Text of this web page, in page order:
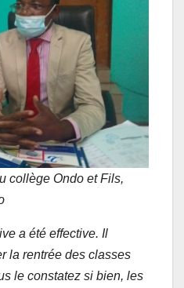
collège Ondo et Fils,
a été effective. Il
la rentrée des classes
le constatez si bien, les